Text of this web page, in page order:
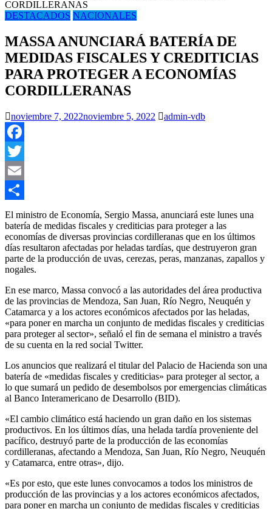
DESTACADOS NACIONALES
MASSA ANUNCIARÁ BATERÍA DE
MEDIDAS FISCALES Y CREDITICIAS
PARA PROTEGER A ECONOMÍAS
CORDILLERANAS
noviembre 7, 2022noviembre 5, 2022 admin-vdb
Facebook
Twitter
Email
Compartir
El ministro de Economía, Sergio Massa, anunciará este lunes una
batería de medidas fiscales y crediticias para proteger a las
economías de diversas provincias cordilleranas que en los últimos
días resultaron afectadas por heladas tardías, que destruyeron gran
parte de la producción de uvas, cerezas, peras, manzanas, zapallos y
nogales.
En ese marco, Massa convocó a las autoridades del área productiva
de las provincias de Mendoza, San Juan, Río Negro, Neuquén y
Catamarca y a los actores económicos afectados por las heladas,
«para poner en marcha un conjunto de medidas fiscales y crediticias
para proteger al sector», señaló el fin de semana el ministro a través
de su cuenta en la red social Twitter.
Los anuncios que realizará el titular del Palacio de Hacienda son una
batería de «medidas fiscales y crediticias» para proteger al sector, a
lo que sumará un pedido de desembolsos por emergencias climáticas
al Banco Interamericano de Desarrollo (BID).
«El cambio climático está haciendo un gran daño en los sistemas
productivos. En los últimos días, una helada tardía proveniente del
pacífico, destruyó parte de la producción de las economías
cordilleranas, afectando a Mendoza, San Juan, Río Negro, Neuquén
y Catamarca, entre otras», dijo.
«Es por esto, que este lunes convocamos a todos los ministros de
producción de las provincias y a los actores económicos afectados,
para poner en marcha un conjunto de medidas fiscales y crediticias